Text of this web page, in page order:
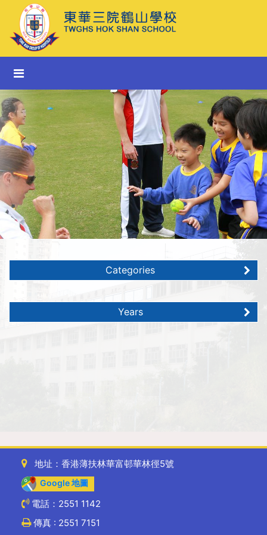
Categories
Years
地址：香港薄扶林華富邨華林徑5號
Google 地圖
電話：2551 1142
傳真 : 2551 7151